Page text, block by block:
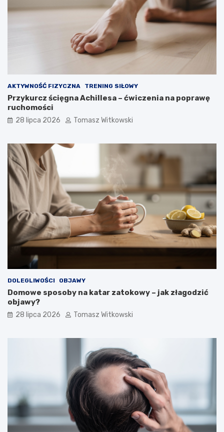
AKTYWNOŚĆ FIZYCZNA TRENING SIŁOWY
Przykurcz ścięgna Achillesa – ćwiczenia na poprawę
ruchomości
28 lipca 2026 Tomasz Witkowski
DOLEGLIWOŚCI OBJAWY
Domowe sposoby na katar zatokowy – jak złagodzić
objawy?
28 lipca 2026 Tomasz Witkowski